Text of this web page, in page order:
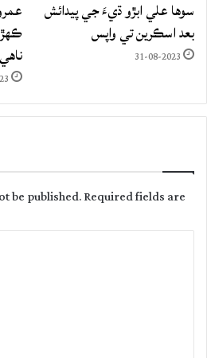
سوها علي ابڙو ڌيءَ جي پيدائش
بعد اسڪرين تي واپس
31-08-2023
be published.Required fields are